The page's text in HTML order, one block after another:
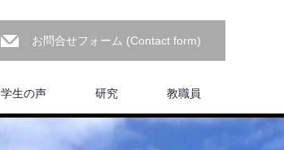
お問合せフォーム (Contact form)
学生の声 研究 教職員